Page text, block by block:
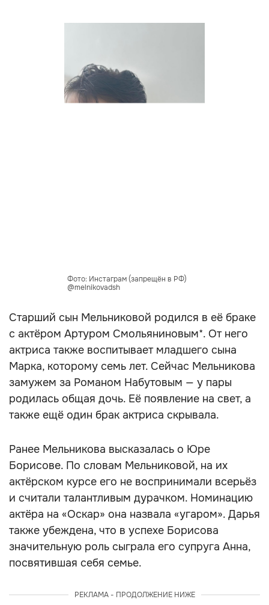
Фото: Инстаграм (запрещён в РФ)
@melnikovadsh
Старший сын Мельниковой родился в её браке
с актёром Артуром Смольяниновым*. От него
актриса также воспитывает младшего сына
Марка, которому семь лет. Сейчас Мельникова
замужем за Романом Набутовым — у пары
родилась общая дочь. Её появление на свет, а
также ещё один брак актриса скрывала.
Ранее Мельникова высказалась о Юре
Борисове. По словам Мельниковой, на их
актёрском курсе его не воспринимали всерьёз
и считали талантливым дурачком. Номинацию
актёра на «Оскар» она назвала «угаром». Дарья
также убеждена, что в успехе Борисова
значительную роль сыграла его супруга Анна,
посвятившая себя семье.
РЕКЛАМА - ПРОДОЛЖЕНИЕ НИЖЕ